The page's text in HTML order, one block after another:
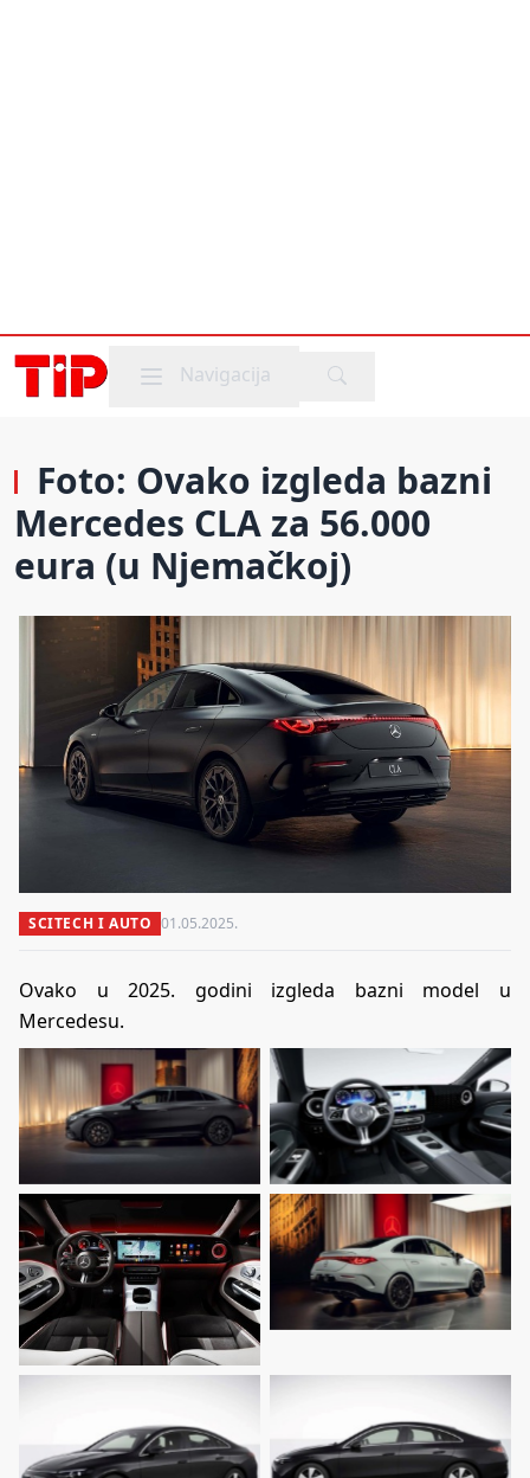
Mobile menu
Navigacija
Foto: Ovako izgleda bazni
Mercedes CLA za 56.000
eura (u Njemačkoj)
SCITECH I AUTO 01.05.2025.
Ovako u 2025. godini izgleda bazni model u
Mercedesu.